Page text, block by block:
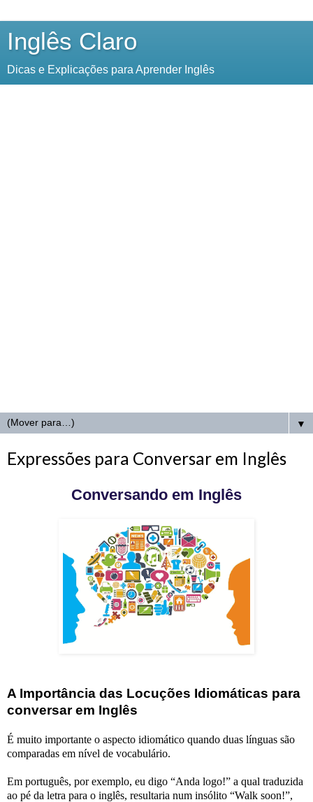
Inglês Claro
Dicas e Explicações para Aprender Inglês
▼
Expressões para Conversar em Inglês
Conversando em Inglês
A Importância das Locuções Idiomáticas para
conversar em Inglês
É muito importante o aspecto idiomático quando duas línguas são
comparadas em nível de vocabulário.
Em português, por exemplo, eu digo “Anda logo!” a qual traduzida
ao pé da letra para o inglês, resultaria num insólito “Walk soon!”,